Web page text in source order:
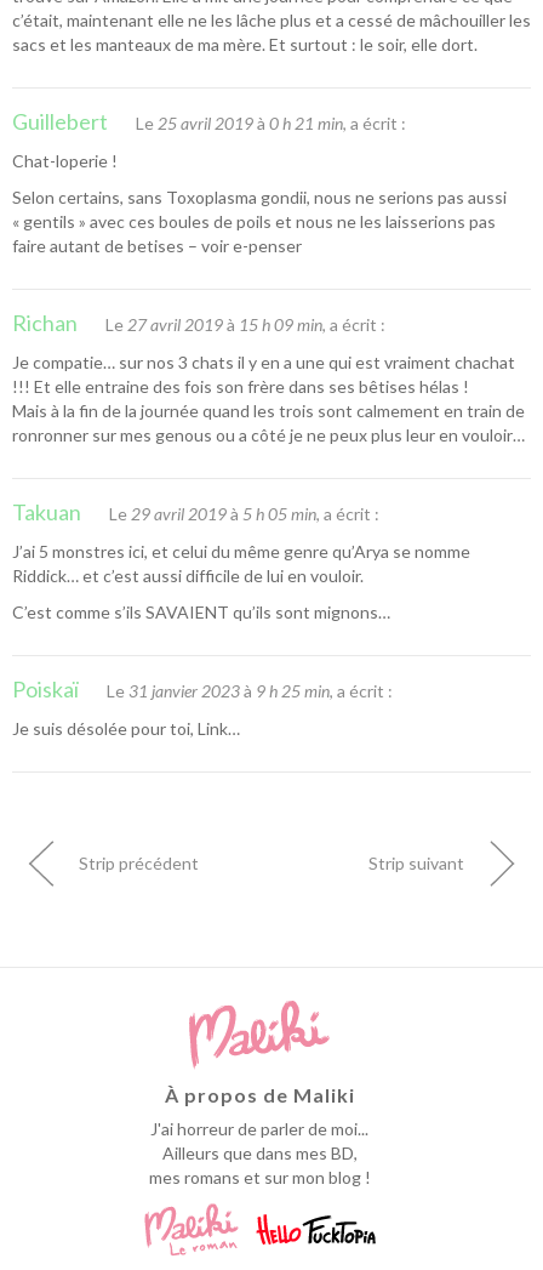
c’était, maintenant elle ne les lâche plus et a cessé de mâchouiller les
sacs et les manteaux de ma mère. Et surtout : le soir, elle dort.
Guillebert Le25 avril 2019à 0 h 21 min, a écrit :
Chat-loperie !
Selon certains, sans Toxoplasma gondii, nous ne serions pas aussi
« gentils » avec ces boules de poils et nous ne les laisserions pas
faire autant de betises – voir e-penser
Richan Le27 avril 2019à 15 h 09 min, a écrit :
Je compatie… sur nos 3 chats il y en a une qui est vraiment chachat
!!! Et elle entraine des fois son frère dans ses bêtises hélas !
Mais à la fin de la journée quand les trois sont calmement en train de
ronronner sur mes genous ou a côté je ne peux plus leur en vouloir…
Takuan Le29 avril 2019à 5 h 05 min, a écrit :
J’ai 5 monstres ici, et celui du même genre qu’Arya se nomme
Riddick… et c’est aussi difficile de lui en vouloir.
C’est comme s’ils SAVAIENT qu’ils sont mignons…
Poiskaï Le 31 janvier 2023à 9 h 25 min, a écrit :
Je suis désolée pour toi, Link…
Strip précédent Strip suivant
À propos de Maliki
J'ai horreur de parler de moi...
Ailleurs que dans mes BD,
mes romans et sur mon blog !